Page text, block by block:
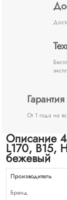
Гарантия
От 1 года на
Описание
L170, B15,
бежевый
Производитель
Бренд